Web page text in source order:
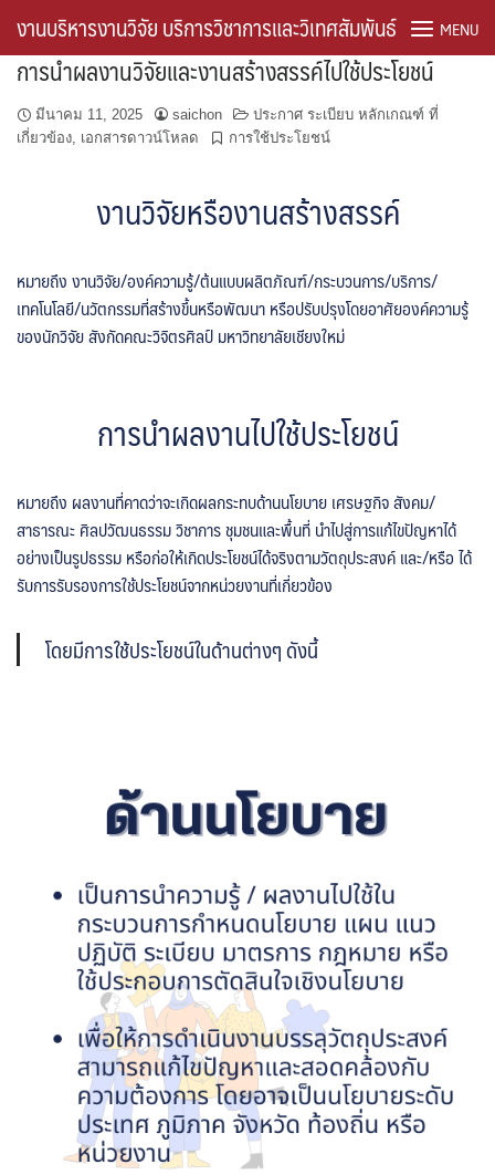
content
About the Journal
Home ThaiJo
Journal Information
Sample Page
คู่มือการปฏิบัติงาน
ดาวน์โหลดเอกสารเพิ่มเติม
ติดต่อเรา
ทุนวิจัย
รายการทรัพย์สินทางปัญญา
วารสารวิจิตรศิลป์ ได้เผยแพร่บทความทางด้านศิลปกรรม ในระบบ
วารสารวิจิตรศิลป์ออนไลน์ (ThaiJO)
หน่วยบริหารงานวิจัย
หน่วยวิเทศสัมพันธ์
ทุนเสนอผลงานวิชาการระดับนานาชาติ ณ ต่างประเทศ (update
มิถุนายน 2569)
งานบริหารงานวิจัย บริการวิชาการและวิเทศสัมพันธ์ MENU
การนำผลงานวิจัยและงานสร้างสรรค์ไปใช้ประโยชน์
มีนาคม 11, 2025 saichon
ประกาศ ระเบียบ หลักเกณฑ์ ที่
เกี่ยวข้อง, เอกสารดาวน์โหลด การใช้ประโยชน์
งานวิจัยหรืองานสร้างสรรค์
หมายถึง งานวิจัย/องค์ความรู้/ต้นแบบผลิตภัณฑ์/กระบวนการ/บริการ/
เทคโนโลยี/นวัตกรรมที่สร้างขึ้นหรือพัฒนา หรือปรับปรุงโดยอาศัยองค์ความรู้
ของนักวิจัย สังกัดคณะวิจิตรศิลป์ มหาวิทยาลัยเชียงใหม่
การนำผลงานไปใช้ประโยชน์
หมายถึง ผลงานที่คาดว่าจะเกิดผลกระทบด้านนโยบาย เศรษฐกิจ สังคม/
สาธารณะ ศิลปวัฒนธรรม วิชาการ ชุมชนและพื้นที่ นำไปสู่การแก้ไขปัญหาได้
อย่างเป็นรูปธรรม หรือก่อให้เกิดประโยชน์ได้จริงตามวัตถุประสงค์ และ/หรือ ได้
รับการรับรองการใช้ประโยชน์จากหน่วยงานที่เกี่ยวข้อง
โดยมีการใช้ประโยชน์ในด้านต่างๆ ดังนี้